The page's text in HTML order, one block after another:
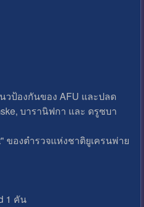
วป้องกันของ AFU และปลด
บารานิฟกา และ ดรูซบา
ของตำรวจแห่งชาติยูเครนพ่าย
1 คัน